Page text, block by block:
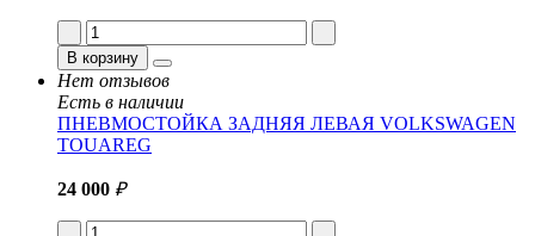
В корзину
Нет отзывов
Есть в наличии
ПНЕВМОСТОЙКА ЗАДНЯЯ ЛЕВАЯ VOLKSWAGEN
TOUAREG
24 000 ₽